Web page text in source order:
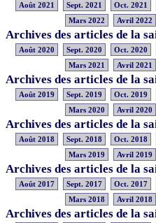
Août 2021 Sept. 2021 Oct. 2021
Mars 2022
Avril 2022
Archives des articles de la
Août 2020 Sept. 2020 Oct. 2020
Mars 2021
Avril 2021
Archives des articles de la
Août 2019 Sept. 2019 Oct. 2019
Mars 2020
Avril 2020
Archives des articles de la
Août 2018 Sept. 2018 Oct. 2018
Mars 2019
Avril 2019
Archives des articles de la
Août 2017 Sept. 2017 Oct. 2017
Mars 2018
Avril 2018
Archives des articles de la